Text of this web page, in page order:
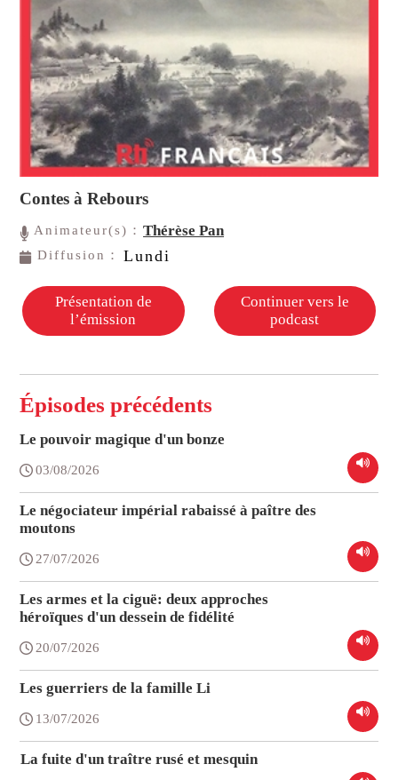
Contes à Rebours
Animateur(s)：Thérèse Pan
Diffusion： Lundi
Présentation de
l’émission
Continuer vers le
podcast
Épisodes précédents
Le pouvoir magique d'un bonze
03/08/2026
Le négociateur impérial rabaissé à paître des
moutons
27/07/2026
Les armes et la ciguë: deux approches
héroïques d'un dessein de fidélité
20/07/2026
Les guerriers de la famille Li
13/07/2026
La fuite d'un traître rusé et mesquin